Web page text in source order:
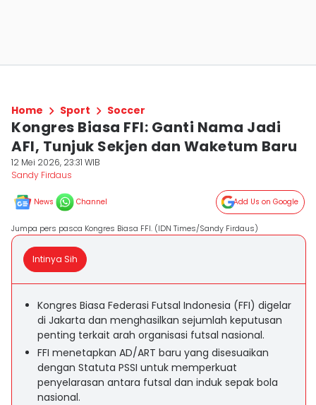
Home Sport Soccer
Kongres Biasa FFI: Ganti Nama Jadi
AFI, Tunjuk Sekjen dan Waketum Baru
12 Mei 2026, 23:31 WIB
Sandy Firdaus
News Channel Add Us on Google
Jumpa pers pasca Kongres Biasa FFI. (IDN Times/Sandy Firdaus)
Intinya Sih
Kongres Biasa Federasi Futsal Indonesia (FFI) digelar
di Jakarta dan menghasilkan sejumlah keputusan
penting terkait arah organisasi futsal nasional.
FFI menetapkan AD/ART baru yang disesuaikan
dengan Statuta PSSI untuk memperkuat
penyelarasan antara futsal dan induk sepak bola
nasional.